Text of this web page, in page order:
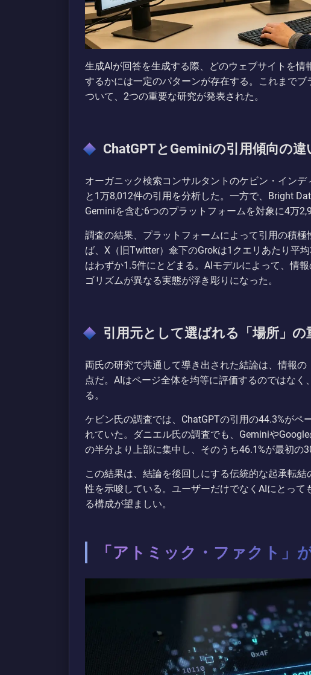
生成AIが回答を生成する際、どのウェブサイトを
するかには一定のパターンが存在する。これまで
ついて、2つの重要な研究が発表された。
ChatGPTとGeminiの引用傾向の違
オーガニック検索コンサルタントのケビン・イン
と1万8,012件の引用を分析した。一方で、Bright
Geminiを含む6つのプラットフォームを対象に4万
調査の結果、プラットフォームによって引用の積
ば、X（旧Twitter）傘下のGrokは1クエリあたり平
はわずか1.5件にとどまる。AIモデルによって、情
ゴリズムが異なる実態が浮き彫りになった。
引用元として選ばれる「場所」の
両氏の研究で共通して導き出された結論は、情報
点だ。AIはページ全体を均等に評価するのではな
る。
ケビン氏の調査では、ChatGPTの引用の44.3%がペ
れていた。ダニエル氏の調査でも、Geminiや
の半分より上部に集中し、そのうち46.1%が最初の
この結果は、結論を後回しにする伝統的な起承転
性を示唆している。ユーザーだけでなくAIにとっ
る構成が望ましい。
「アトミック・ファクト」